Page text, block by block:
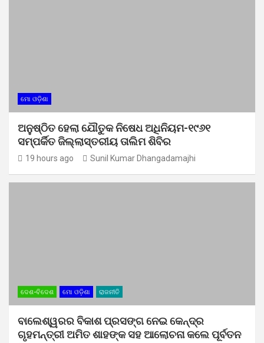
ମୋ ଓଡ଼ିଶା
ଅନୁଷ୍ଠିତ ହେଲା ଯୌତୁକ ନିଷେଧ ଅଧିନିୟମ-୧୯୬୧
ସମ୍ପର୍କିତ ଜିଲ୍ଲାସ୍ତରୀୟ ତାଲିମ ଶିବିର
19 hours ago Sunil Kumar Dhangadamajhi
ଦେଶ-ବିଦେଶ ମୋ ଓଡ଼ିଶା ରାଜନୀତି
ବାଲେଶ୍ୱରର ବିକାଶ ପ୍ରସଙ୍ଗ ନେଇ କେନ୍ଦ୍ର
ଗୃହମନ୍ତ୍ରୀ ଅମିତ ଶାହଙ୍କ ସହ ଆଲୋଚନା କଲେ ପୂର୍ବତନ